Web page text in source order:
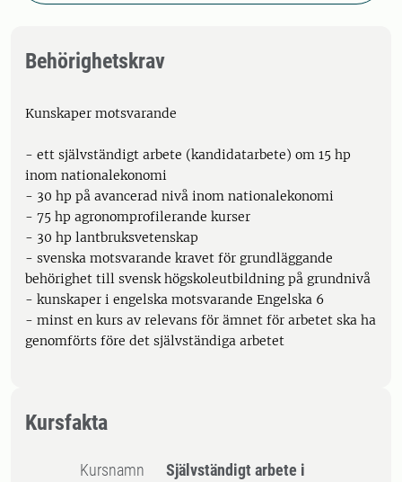
Behörighetskrav
Kunskaper motsvarande
- ett självständigt arbete (kandidatarbete) om 15 hp
inom nationalekonomi
- 30 hp på avancerad nivå inom nationalekonomi
- 75 hp agronomprofilerande kurser
- 30 hp lantbruksvetenskap
- svenska motsvarande kravet för grundläggande
behörighet till svensk högskoleutbildning på grundnivå
- kunskaper i engelska motsvarande Engelska 6
- minst en kurs av relevans för ämnet för arbetet ska ha
genomförts före det självständiga arbetet
Kursfakta
Kursnamn
Självständigt arbete i